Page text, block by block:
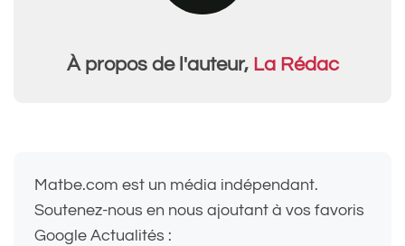
À propos de l'auteur, La Rédac
Matbe.com est un média indépendant.
Soutenez-nous en nous ajoutant à vos favoris
Google Actualités :